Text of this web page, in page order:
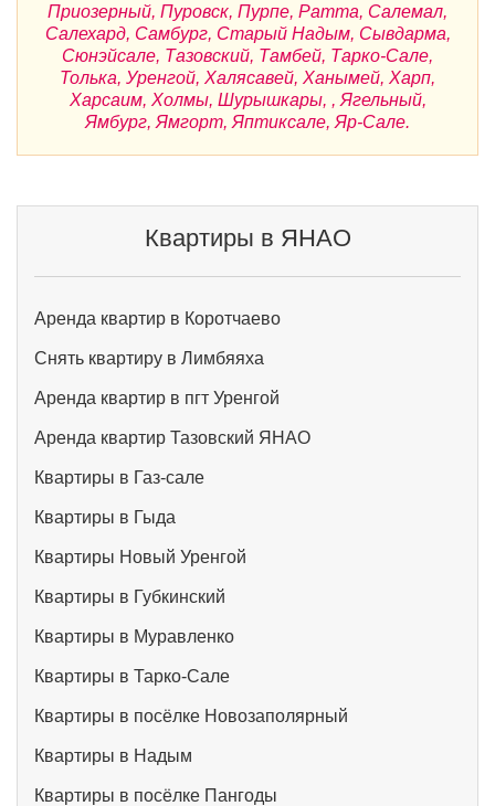
Приозерный, Пуровск, Пурпе, Ратта, Салемал,
Салехард, Самбург, Старый Надым, Сывдарма,
Сюнэйсале, Тазовский, Тамбей, Тарко-Сале,
Толька, Уренгой, Халясавей, Ханымей, Харп,
Харсаим, Холмы, Шурышкары, , Ягельный,
Ямбург, Ямгорт, Яптиксале, Яр-Сале.
Квартиры в ЯНАО
Аренда квартир в Коротчаево
Снять квартиру в Лимбяяха
Аренда квартир в пгт Уренгой
Аренда квартир Тазовский ЯНАО
Квартиры в Газ-сале
Квартиры в Гыда
Квартиры Новый Уренгой
Квартиры в Губкинский
Квартиры в Муравленко
Квартиры в Тарко-Сале
Квартиры в посёлке Новозаполярный
Квартиры в Надым
Квартиры в посёлке Пангоды